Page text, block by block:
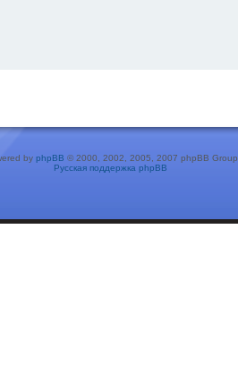
by phpBB © 2000, 2002, 2005, 2007 phpBB Group
Русская поддержка phpBB